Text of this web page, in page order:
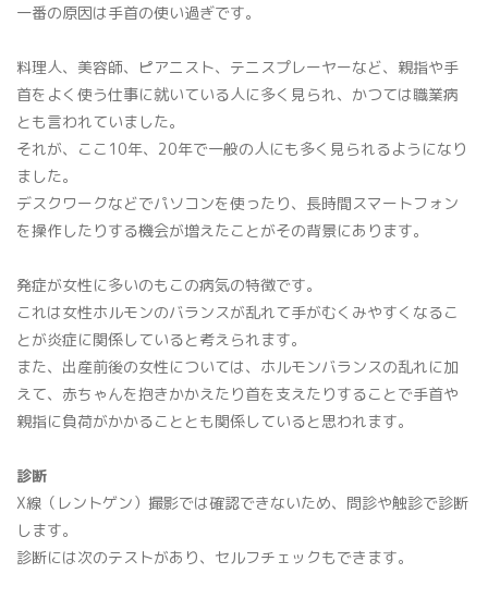
一番の原因は手首の使い過ぎです。
料理人、美容師、ピアニスト、テニスプレーヤーなど、親指や手
首をよく使う仕事に就いている人に多く見られ、かつては職業病
とも言われていました。
それが、ここ10年、20年で一般の人にも多く見られるようになり
ました。
デスクワークなどでパソコンを使ったり、長時間スマートフォン
を操作したりする機会が増えたことがその背景にあります。
発症が女性に多いのもこの病気の特徴です。
これは女性ホルモンのバランスが乱れて手がむくみやすくなるこ
とが炎症に関係していると考えられます。
また、出産前後の女性については、ホルモンバランスの乱れに加
えて、赤ちゃんを抱きかかえたり首を支えたりすることで手首や
親指に負荷がかかることとも関係していると思われます。
診断
X線（レントゲン）撮影では確認できないため、問診や触診で診断
します。
診断には次のテストがあり、セルフチェックもできます。